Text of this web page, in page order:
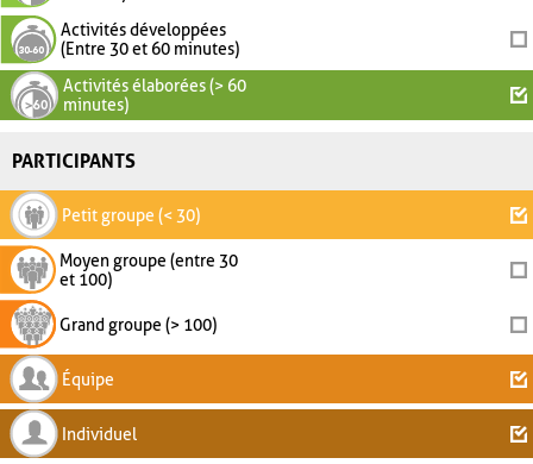
Activités développées
(Entre 30 et 60 minutes)
Activités élaborées (> 60
minutes)
PARTICIPANTS
Petit groupe (< 30)
Moyen groupe (entre 30
et 100)
Grand groupe (> 100)
Équipe
Individuel